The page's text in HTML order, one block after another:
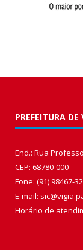
PREFEITURA
End.: Rua
CEP: 68780-000
Fone: (91) 98467-
E-mail:
Horário de